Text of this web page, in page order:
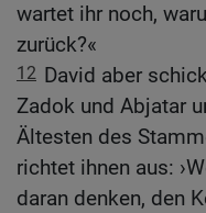
wartet ihr noch,
zurück?«
12 David aber
Zadok und Abjatar
Ältesten des
richtet ihnen aus:
daran denken, den